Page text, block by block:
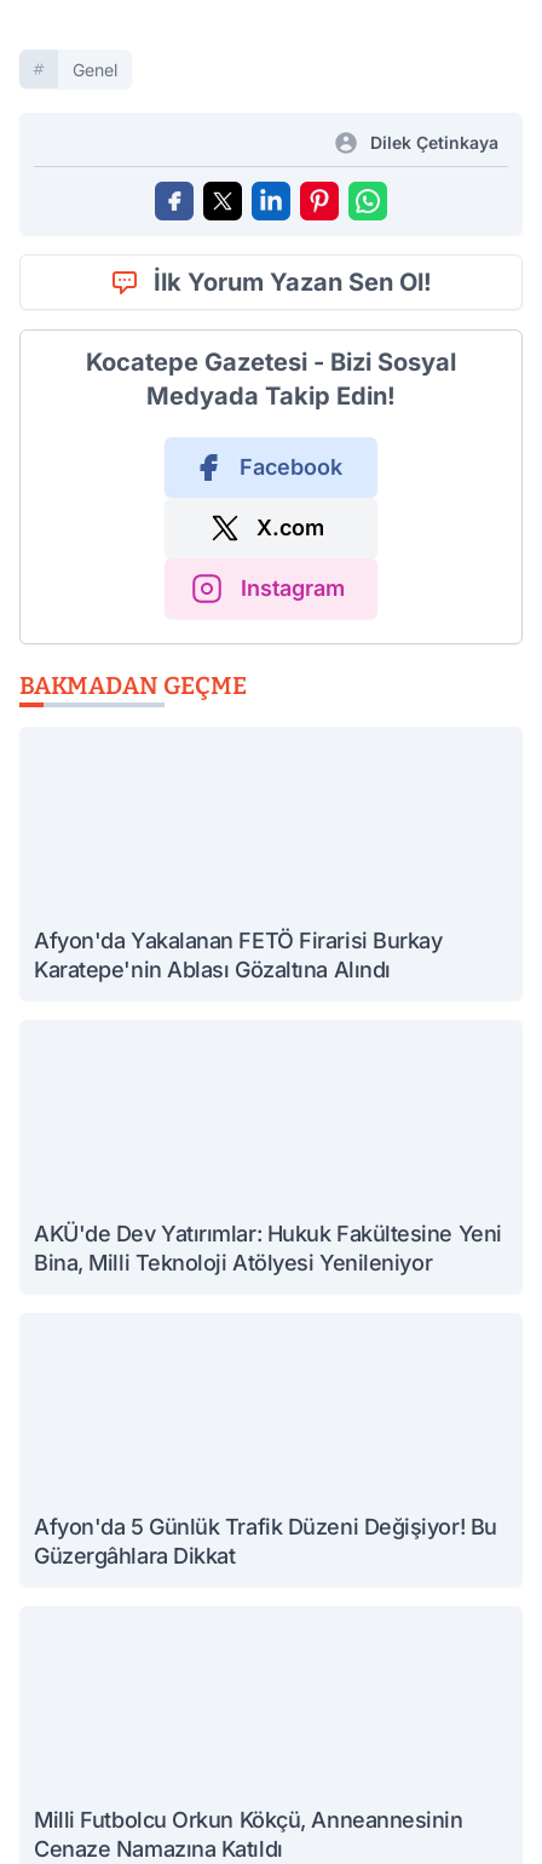
Genel
Dilek Çetinkaya
İlk Yorum Yazan Sen Ol!
Kocatepe Gazetesi - Bizi Sosyal
Medyada Takip Edin!
Facebook
X.com
Instagram
BAKMADAN GEÇME
Afyon'da Yakalanan FETÖ Firarisi Burkay
Karatepe'nin Ablası Gözaltına Alındı
AKÜ'de Dev Yatırımlar: Hukuk Fakültesine Yeni
Bina, Milli Teknoloji Atölyesi Yenileniyor
Afyon'da 5 Günlük Trafik Düzeni Değişiyor! Bu
Güzergâhlara Dikkat
Milli Futbolcu Orkun Kökçü, Anneannesinin
Cenaze Namazına Katıldı